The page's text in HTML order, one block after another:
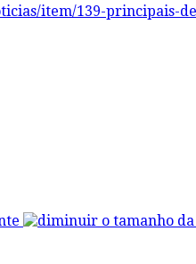
item/139-principais-